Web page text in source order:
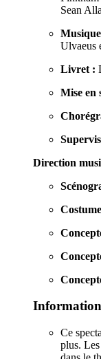
Sean
Ulvaeus
Livret :
Mise en
Direction
Ce
plus.